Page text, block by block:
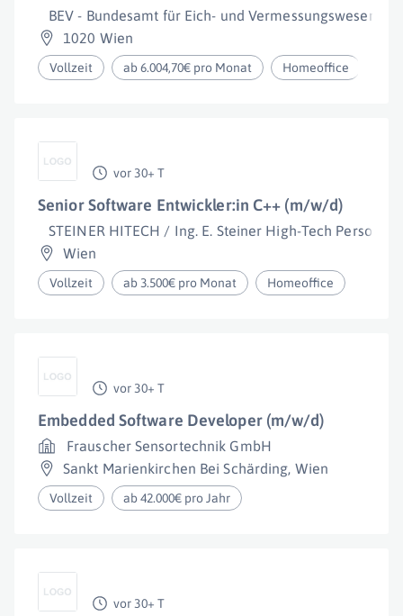
BEV - Bundesamt für Eich- und Vermessungswesen
1020 Wien
Vollzeit ab 6.004,70€ pro Monat Homeoffice
vor 30+ T
Senior Software Entwickler:in C++ (m/w/d)
STEINER HITECH / Ing. E. Steiner High-Tech
Wien
Vollzeit ab 3.500€ pro Monat Homeoffice
vor 30+ T
Embedded Software Developer (m/w/d)
Frauscher Sensortechnik GmbH
Sankt Marienkirchen Bei Schärding, Wien
Vollzeit ab 42.000€ pro Jahr
vor 30+ T